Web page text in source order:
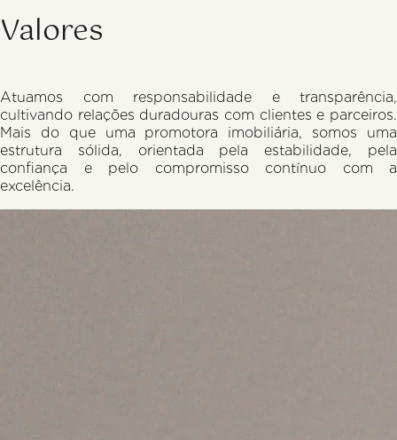
Valores
Atuamos com responsabilidade e transparência,
cultivando relações duradouras com clientes e parceiros.
Mais do que uma promotora imobiliária, somos uma
estrutura sólida, orientada pela estabilidade, pela
confiança e pelo compromisso contínuo com a
excelência.